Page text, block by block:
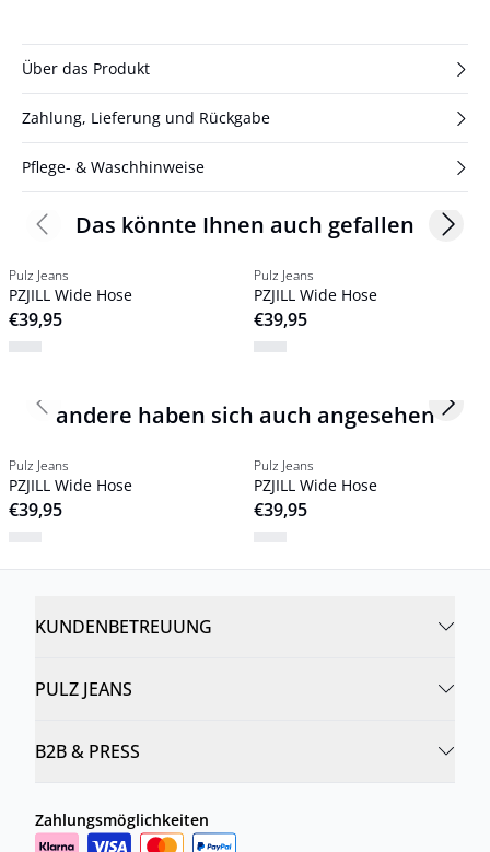
Über das Produkt
Zahlung, Lieferung und Rückgabe
Pflege- & Waschhinweise
Das könnte Ihnen auch gefallen
Pulz Jeans
PZJILL Wide Hose
€39,95
Pulz Jeans
PZJILL Wide Hose
€39,95
Previous slide Next
andere haben sich auch angesehen
Pulz Jeans
PZJILL Wide Hose
€39,95
Pulz Jeans
PZJILL Wide Hose
€39,95
Previous slide Next
KUNDENBETREUUNG
PULZ JEANS
B2B & PRESS
Zahlungsmöglichkeiten